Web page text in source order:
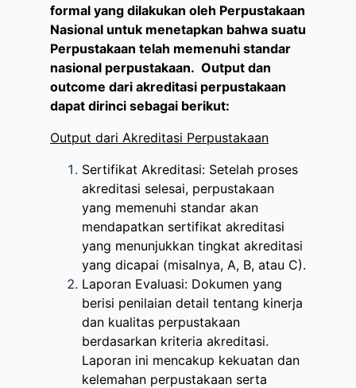
formal yang dilakukan oleh Perpustakaan
Nasional untuk menetapkan bahwa suatu
Perpustakaan telah memenuhi standar
nasional perpustakaan. Output dan
outcome dari akreditasi perpustakaan
dapat dirinci sebagai berikut:
Output dari Akreditasi Perpustakaan
Sertifikat Akreditasi: Setelah proses
akreditasi selesai, perpustakaan
yang memenuhi standar akan
mendapatkan sertifikat akreditasi
yang menunjukkan tingkat akreditasi
yang dicapai (misalnya, A, B, atau C).
Laporan Evaluasi: Dokumen yang
berisi penilaian detail tentang kinerja
dan kualitas perpustakaan
berdasarkan kriteria akreditasi.
Laporan ini mencakup kekuatan dan
kelemahan perpustakaan serta